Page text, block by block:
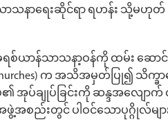
သနာရေးဆိုင်ရာ ရဟန်း သို့မဟု
ခရစ်ယာန်သာသနာ့ဝန်ကို ထမ်း ဆ
က အသိအမှတ်ပြု၍ သိက္ခာ
အုပ်ချုပ်ခြင်းကို ဆန္ဒအလျောက်
စည်းတွင် ပါဝင်သောပုဂ္ဂိုလ်များ